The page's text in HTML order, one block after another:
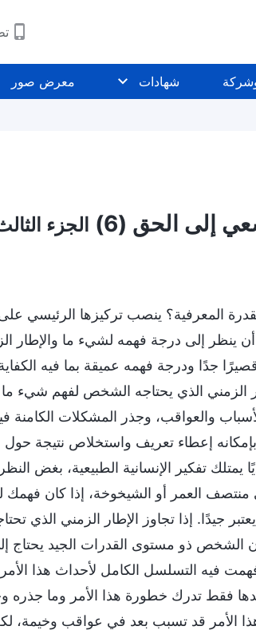
شهادات معرض صور
إلى الحق (6) الجزء
المعرفية؟ ينصب تركيزها الرئيسي
ينظر إلى درجة فهمه لشيء ما والإطار
جدًا ودرجة فهمه عميقة بما فيه
الزمني الذي يحتاجه الشخص لفهم شيء
والعواقب، وجذر المشكلات الكامنة
إعطاء تعريف واستخلاص نتيجة
تفكير الإنسانية الطبيعية، بغض
العمر أو الشيخوخة، إذا كان
جيدًا. إذا تجاوز الإطار الزمني الذي
ذو مستوى القدرات الجيد يحتاج
فيه التسلسل الكامل لأحداث هذا
فقط تدرك خطورة هذا الأمر وما
الأمر قد تسبب بعد في عواقب وخيمة،